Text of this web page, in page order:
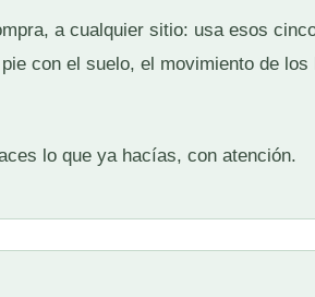
a cualquier sitio: usa esos
con el suelo, el movimiento de
lo que ya hacías, con atención.